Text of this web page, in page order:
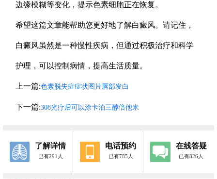
边缘模糊等变化，提示色素细胞正在恢复。
希望这篇文章能帮助您更好地了解白癜风。请记住，
白癜风虽然是一种慢性疾病，但通过积极治疗和科学
护理，可以控制病情，提高生活质量。
上一篇:色素脱失症症状图片唇部发白
下一篇:308光疗后可以涂卡泊三醇倍他米
了解详情
已有291人
电话预约
已有785人
在线答疑
已有826人